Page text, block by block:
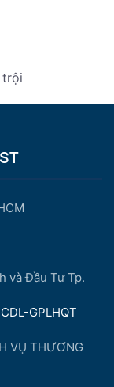
và Đầu Tư Tp.
GPLHQT
VỤ THƯƠNG